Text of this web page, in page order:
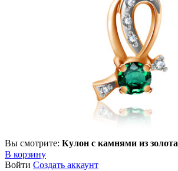
Вы смотрите: Кулон с камнями из золота
В корзину
Войти Создать аккаунт